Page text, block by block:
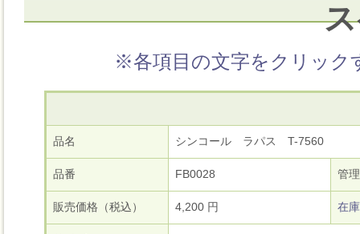
※各項目の文字をクリック
品名 シンコール ラパス T-7560
品番 FB0028 管
販売価格（税込） 4,200 円 在